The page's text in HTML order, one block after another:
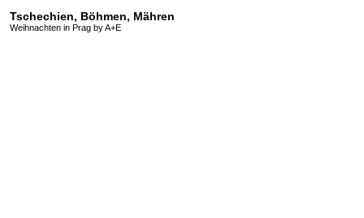
Tschechien, Böhmen, Mähren
Weihnachten in Prag by A+E